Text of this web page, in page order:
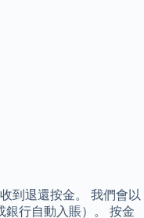
到退還按金。 我們會以
銀行自動入賬）。 按金